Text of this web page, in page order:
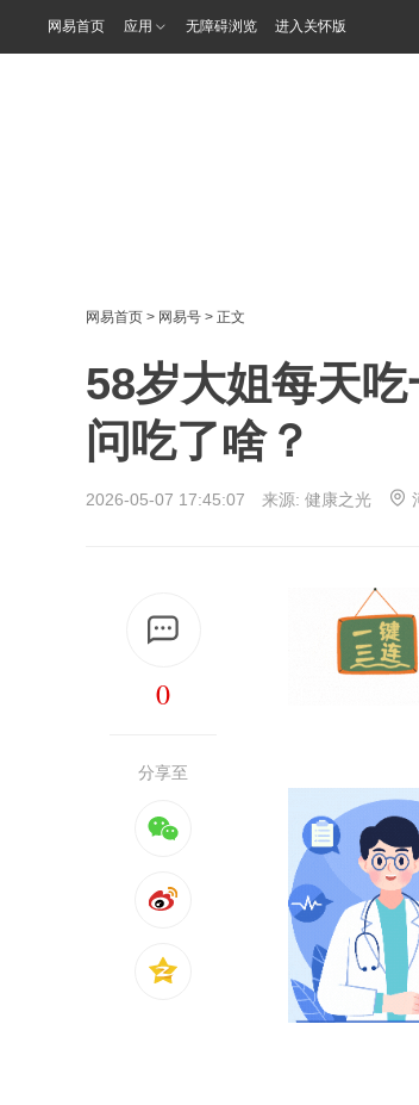
网易首页 应用 无障碍浏览 进入关怀版
网易首页 > 网易号 > 正文
58岁大姐每天
问吃了啥？
2026-05-07 17:45:07 来源: 健康之光
0
分享至